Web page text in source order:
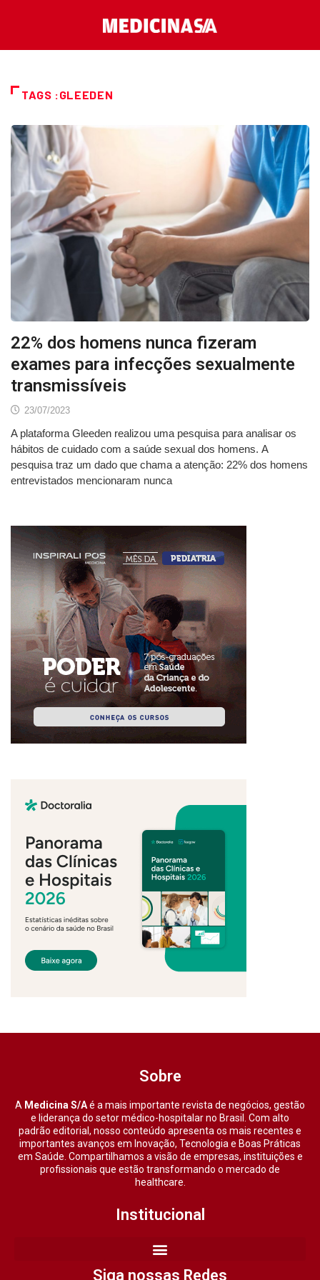
TAGS :GLEEDEN
22% dos homens nunca fizeram
exames para infecções sexualmente
transmissíveis
23/07/2023
A plataforma Gleeden realizou uma pesquisa para analisar os
hábitos de cuidado com a saúde sexual dos homens. A
pesquisa traz um dado que chama a atenção: 22% dos homens
entrevistados mencionaram nunca
Sobre
A Medicina S/Aé a mais importante revista de negócios, gestão
e liderança do setor médico-hospitalar no Brasil. Com alto
padrão editorial, nosso conteúdo apresenta os mais recentes e
importantes avanços em Inovação, Tecnologia e Boas Práticas
em Saúde. Compartilhamos a visão de empresas, instituições e
profissionais que estão transformando o mercado de
healthcare.
Institucional
Siga nossas Redes